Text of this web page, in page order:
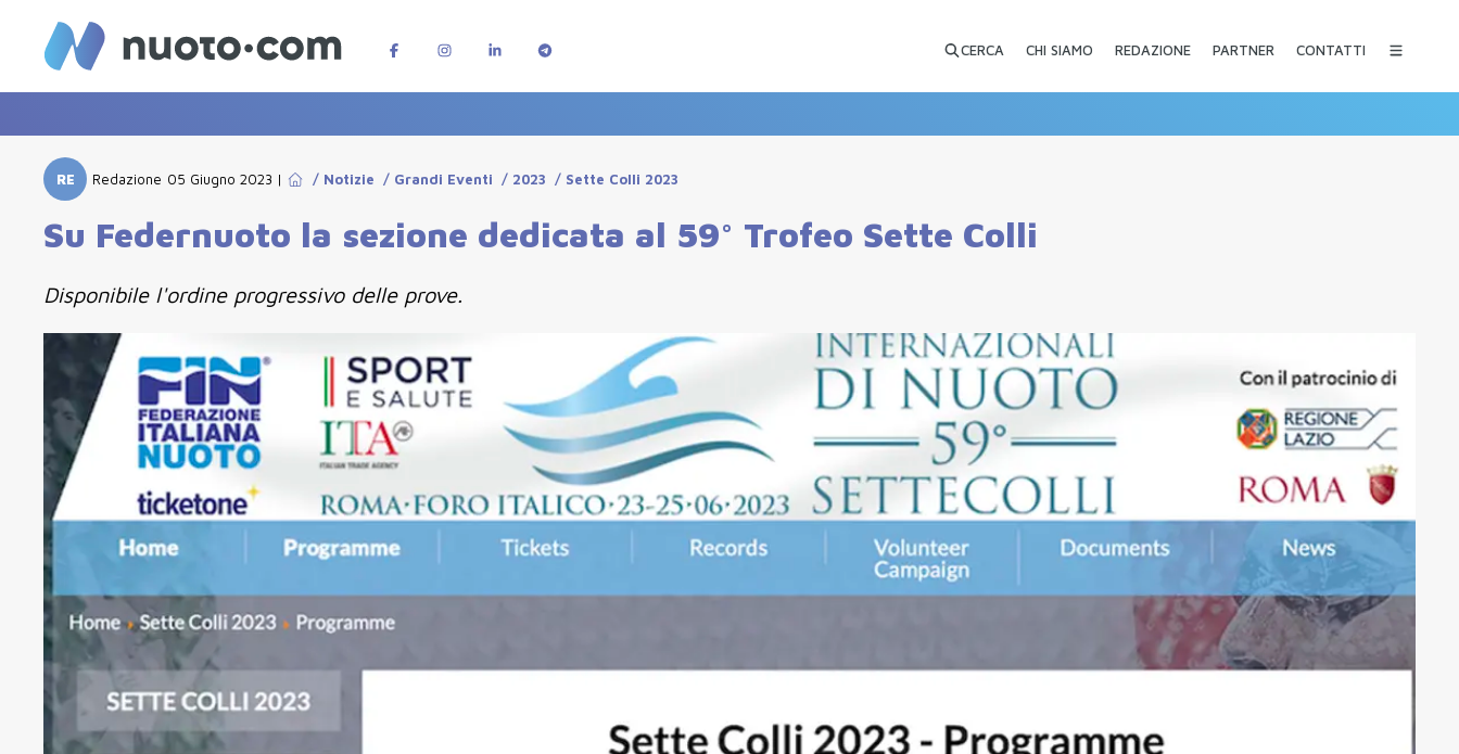
CERCA CHI SIAMO REDAZIONE PARTNER CONTATTI
RE Redazione 05 Giugno 2023 | / Notizie / Grandi Eventi / 2023 / Sette Colli 2023
Su Federnuoto la sezione dedicata al 59° Trofeo Sette Colli
Disponibile l'ordine progressivo delle prove.